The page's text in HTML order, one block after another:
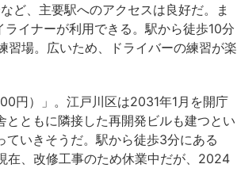
ど、主要駅へのアクセスは良好だ。ま
イナーが利用できる。駅から徒歩10分
場。広いため、ドライバーの練習が楽
円）」。江戸川区は2031年1月を開庁
ともに隣接した再開発ビルも建つとい
いきそうだ。駅から徒歩3分にある
在、改修工事のため休業中だが、2024